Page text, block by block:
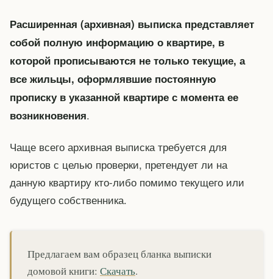
Расширенная (архивная) выписка представляет
собой полную информацию о квартире, в
которой прописываются не только текущие, а
все жильцы, оформлявшие постоянную
прописку в указанной квартире с момента ее
возникновения.
Чаще всего архивная выписка требуется для
юристов с целью проверки, претендует ли на
данную квартиру кто-либо помимо текущего или
будущего собственника.
Предлагаем вам образец бланка выписки
домовой книги: Скачать.